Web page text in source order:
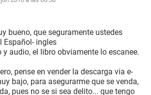
bueno, que seguramente ustedes
Español- ingles
audio, el libro obviamente lo escanee.
pense en vender la descarga via e-
bajo, para asegurarme que se venda,
pues no se si sea delito... que tengo